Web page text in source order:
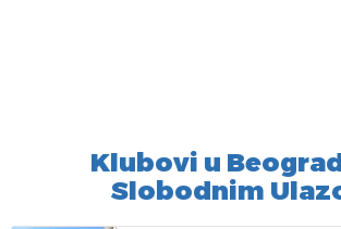
Klubovi u
Slobodnim